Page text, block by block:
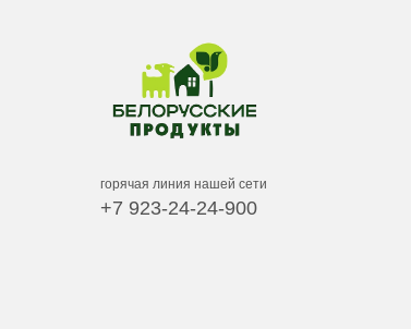
горячая линия нашей сети
+7 923-24-24-900